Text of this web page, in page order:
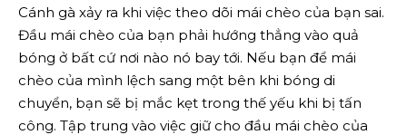
Cánh gà xảy ra khi việc theo dõi mái chèo của bạn sai.
Đầu mái chèo của bạn phải hướng thẳng vào quả
bóng ở bất cứ nơi nào nó bay tới. Nếu bạn để mái
chèo của mình lệch sang một bên khi bóng di
chuyển, bạn sẽ bị mắc kẹt trong thế yếu khi bị tấn
công. Tập trung vào việc giữ cho đầu mái chèo của